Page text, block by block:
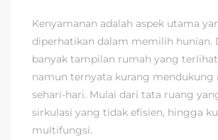
Kenyamanan adalah aspek utama
diperhatikan dalam memilih hunian.
banyak tampilan rumah yang
namun ternyata kurang mendukung
sehari-hari. Mulai dari tata ruang
sirkulasi yang tidak efisien, hingga
multifungsi.